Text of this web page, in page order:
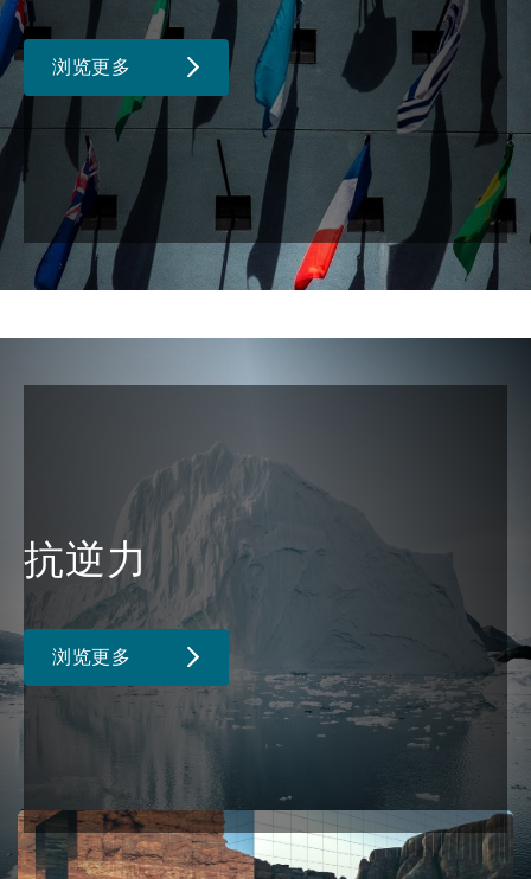
浏览更多
抗逆力
浏览更多
Navigating mandatory submission of internal work